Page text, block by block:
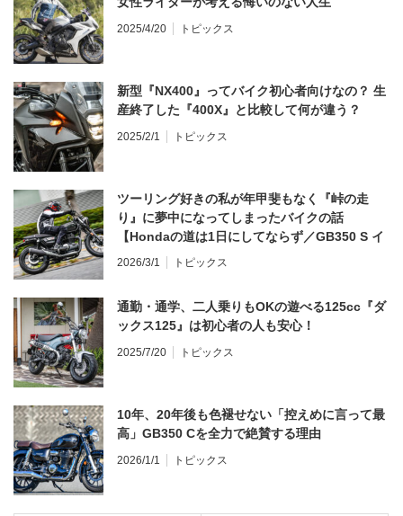
2025/4/20 トピックス
新型『NX400』ってバイク初心者向けなの？ 生
産終了した『400X』と比較して何が違う？
2025/2/1 トピックス
ツーリング好きの私が年甲斐もなく『峠の走
り』に夢中になってしまったバイクの話
【Hondaの道は1日にしてならず／GB350 S イ
ンプレ・レビュー 前編】
2026/3/1 トピックス
通勤・通学、二人乗りもOKの遊べる125cc『ダ
ックス125』は初心者の人も安心！
2025/7/20 トピックス
10年、20年後も色褪せない「控えめに言って最
高」GB350 Cを全力で絶賛する理由
2026/1/1 トピックス